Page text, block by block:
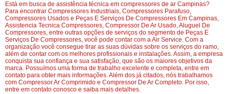
Está em busca de assistência técnica em compressores de ar Campinas?
Para encontrar Compressores Industriais, Compressores Parafuso,
Compressores Usados e Peças E Serviços De Compressores Em Campinas,
Assistencia Tecnica Compressores, Compressor De Ar Usado, Aluguel De
Compressores, entre outras opções de serviços do segmento de Peças E
Serviços De Compressores, você pode contar com a Air Service. Com a
organização você consegue tirar as suas dúvidas sobre os serviços do ramo,
além de contar com os melhores profissionais e instalações. Assim, a empresa
conquista sua confiança e sua satisfação, que são os maiores objetivos da
marca. Possuímos uma forma de trabalho excelente e completa, entre em
contato para obter mais informações. Além dos já citados, nós trabalhamos
com Compressor Ar Comprimido e Compressor De Ar Completo. Por isso,
entre em contato conosco e saiba mais detalhes.